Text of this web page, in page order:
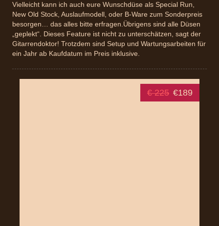
Vielleicht kann ich auch eure Wunschdüse als Special Run,
New Old Stock, Auslaufmodell, oder B-Ware zum Sonderpreis
besorgen… das alles bitte erfragen.Übrigens sind alle Düsen
„geplekt“. Dieses Feature ist nicht zu unterschätzen, sagt der
Gitarrendoktor! Trotzdem sind Setup und Wartungsarbeiten für
ein Jahr ab Kaufdatum im Preis inklusive.
€ 225 €189